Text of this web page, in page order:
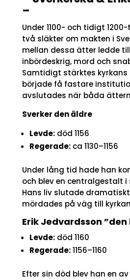
–
Under 1100- och tidigt
två släkter om makten i
mellan dessa ätter ledde
inbördeskrig, mord och
Samtidigt stärktes kyrkans
började få fastare
avslutades när båda
Sverker den äldre
Levde:död 1156
Regerade:ca 1130–1156
Under lång tid hade han
och blev en centralgestalt i
Hans liv slutade
mördades på väg till
Erik Jedvardsson ”den
Levde:död 1160
Regerade:1156–1160
Efter sin död blev han en